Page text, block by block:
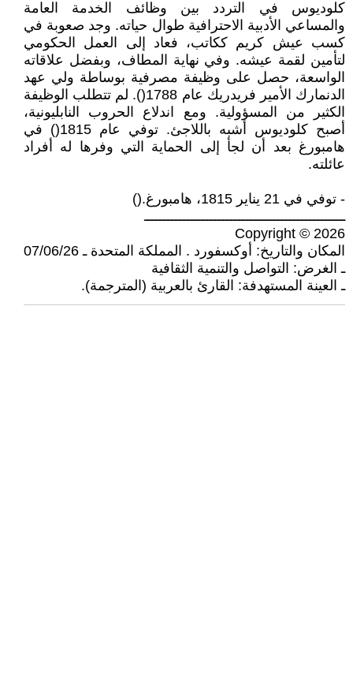
كلوديوس في التردد بين وظائف الخدمة العامة
والمساعي الأدبية الاحترافية طوال حياته. وجد صعوبة في
كسب عيش كريم ككاتب، فعاد إلى العمل الحكومي
لتأمين لقمة عيشه. وفي نهاية المطاف، وبفضل علاقاته
الواسعة، حصل على وظيفة مصرفية بوساطة ولي عهد
الدنمارك الأمير فريدريك عام 1788(). لم تتطلب الوظيفة
الكثير من المسؤولية. ومع اندلاع الحروب النابليونية،
أصبح كلوديوس أشبه باللاجئ. توفي عام 1815() في
هامبورغ بعد أن لجأ إلى الحماية التي وفرها له أفراد
عائلته.
- توفي في 21 يناير 1815، هامبورغ.()
ـــــــــــــــــــــــــــــــــــــــــــــــــــ
Copyright © 2026
المكان والتاريخ: أوكسفورد . المملكة المتحدة ـ 07/06/26
ـ الغرض: التواصل والتنمية الثقافية
ـ العينة المستهدفة: القارئ بالعربية (المترجمة).